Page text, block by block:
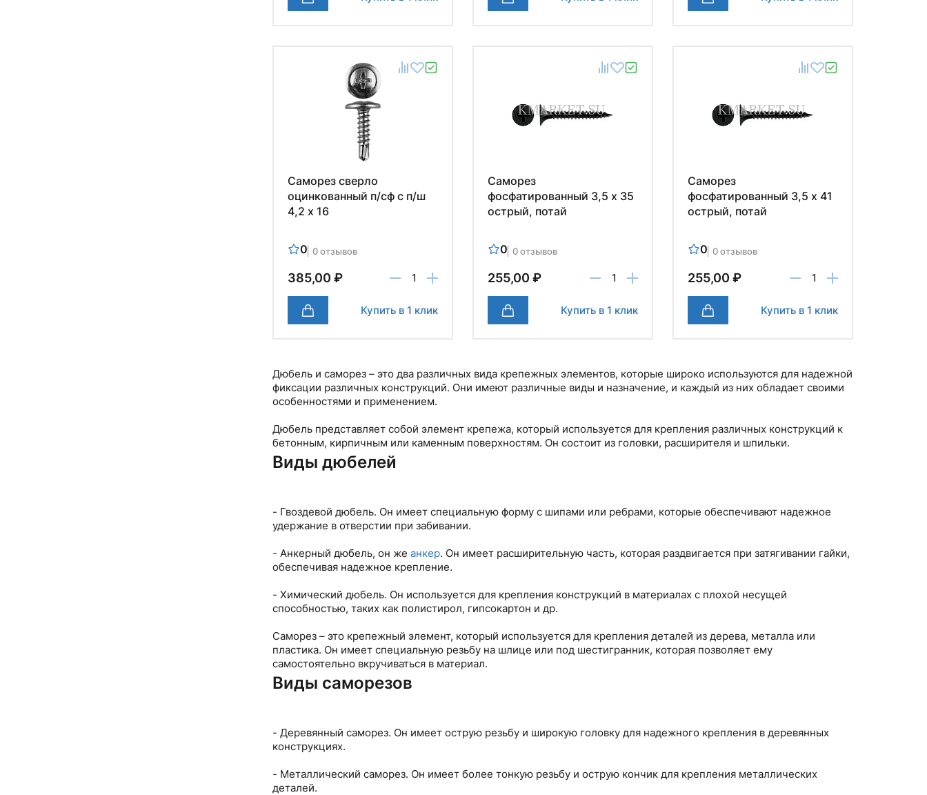
Саморез сверло
оцинкованный п/сф с п/ш
4,2 х 16
0 0 отзывов
385,00 ₽
Купить в 1 клик
Саморез
фосфатированный 3,5 х 35
острый, потай
0 0 отзывов
255,00 ₽
Купить в 1 клик
Саморез
фосфатированный 3,5 х 41
острый, потай
0 0 отзывов
255,00 ₽
Купить в 1 клик
Дюбель и саморез – это два различных вида крепежных элементов, которые широко используются для надежной
фиксации различных конструкций. Они имеют различные виды и назначение, и каждый из них обладает своими
особенностями и применением.
Дюбель представляет собой элемент крепежа, который используется для крепления различных конструкций к
бетонным, кирпичным или каменным поверхностям. Он состоит из головки, расширителя и шпильки.
Виды дюбелей
- Гвоздевой дюбель. Он имеет специальную форму с шипами или ребрами, которые обеспечивают надежное
удержание в отверстии при забивании.
- Анкерный дюбель, он же анкер. Он имеет расширительную часть, которая раздвигается при затягивании гайки,
обеспечивая надежное крепление.
- Химический дюбель. Он используется для крепления конструкций в материалах с плохой несущей
способностью, таких как полистирол, гипсокартон и др.
Саморез – это крепежный элемент, который используется для крепления деталей из дерева, металла или
пластика. Он имеет специальную резьбу на шлице или под шестигранник, которая позволяет ему
самостоятельно вкручиваться в материал.
Виды саморезов
- Деревянный саморез. Он имеет острую резьбу и широкую головку для надежного крепления в деревянных
конструкциях.
- Металлический саморез. Он имеет более тонкую резьбу и острую кончик для крепления металлических
деталей.